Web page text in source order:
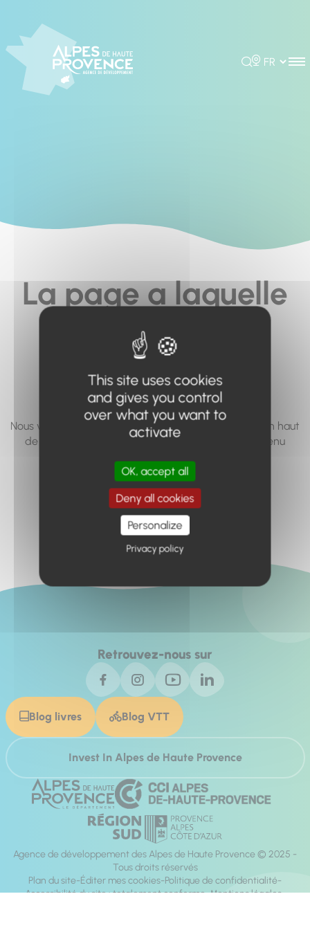
Rechercher
Choisir la
La page a laquelle
vous cherchez à
accéder n'existe
pas... ou plus.
Nous vous invitons à utiliser le moteur de recherche en haut
de page, ou à utiliser le menu pour trouver le contenu
Retour à l'accueil
Retrouvez-nous sur
Blog livres Blog VTT
Invest In Alpes de Haute Provence
Agence de développement des Alpes de Haute Provence © 2025 -
Tous droits réservés
Plan du site Éditer mes cookies Politique de confidentialité
Accessibilité du site : totalement conforme Mentions légales
This site uses cookies
and gives you control
over what you want to
activate
OK, accept all
Deny all cookies
Personalize
Privacy policy